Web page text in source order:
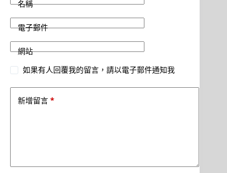
名稱
電子郵件
網站
如果有人回覆我的留言，請以電子郵件通知我
新增留言 *